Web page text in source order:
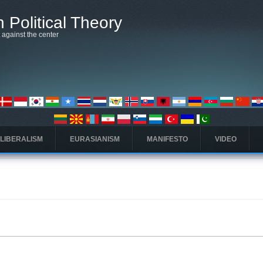
Political Theory
the center
EURASIANISM MANIFESTO VIDEO